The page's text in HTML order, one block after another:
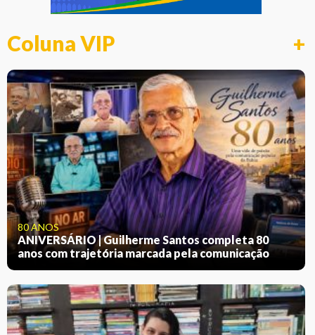
Coluna VIP +
80 ANOS
ANIVERSÁRIO | Guilherme Santos completa 80
anos com trajetória marcada pela comunicação